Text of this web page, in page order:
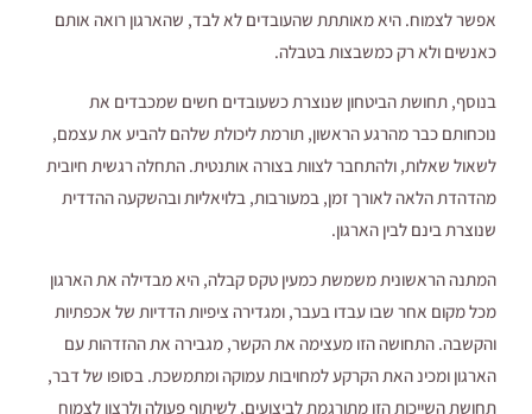
אפשר לצמוח. היא מאותתת שהעובדים לא לבד, שהארגון רואה אותם
כאנשים ולא רק כמשבצות בטבלה.
בנוסף, תחושת הביטחון שנוצרת כשעובדים חשים שמכבדים את
נוכחותם כבר מהרגע הראשון, תורמת ליכולת שלהם להביע את עצמם,
לשאול שאלות, ולהתחבר לצוות בצורה אותנטית. התחלה רגשית חיובית
מהדהדת הלאה לאורך זמן, במעורבות, בלויאליות ובהשקעה ההדדית
שנוצרת בינם לבין הארגון.
המתנה הראשונית משמשת כמעין טקס קבלה, היא מבדילה את הארגון
מכל מקום אחר שבו עבדו בעבר, ומגדירה ציפיות הדדיות של אכפתיות
והקשבה. התחושה הזו מעצימה את הקשר, מגבירה את ההזדהות עם
הארגון ומכינ האת הקרקע למחויבות עמוקה ומתמשכת. בסופו של דבר,
תחושת השייכות הזו מתורגמת לביצועים, לשיתוף פעולה ולרצון לצמוח